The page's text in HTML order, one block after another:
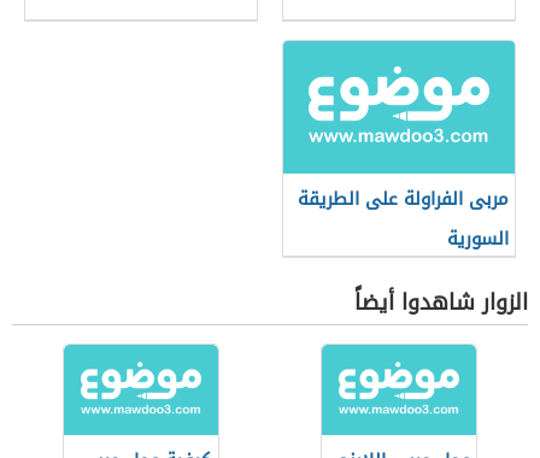
مربى الفراولة على الطريقة
السورية
الزوار شاهدوا أيضاً